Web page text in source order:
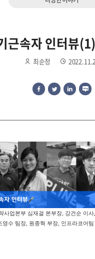
근속자 인터뷰
최순정
사업본부 심재걸 본부장, 강건순 이
영수 팀장, 원종혁 부장, 인프라코어